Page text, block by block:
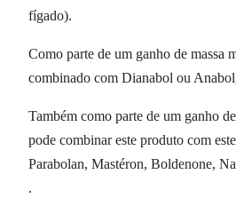
fígado).
Como parte de um ganho de massa
combinado com Dianabol ou
Também como parte de um ganho
pode combinar este produto com
Parabolan, Mastéron, Boldenone,
.